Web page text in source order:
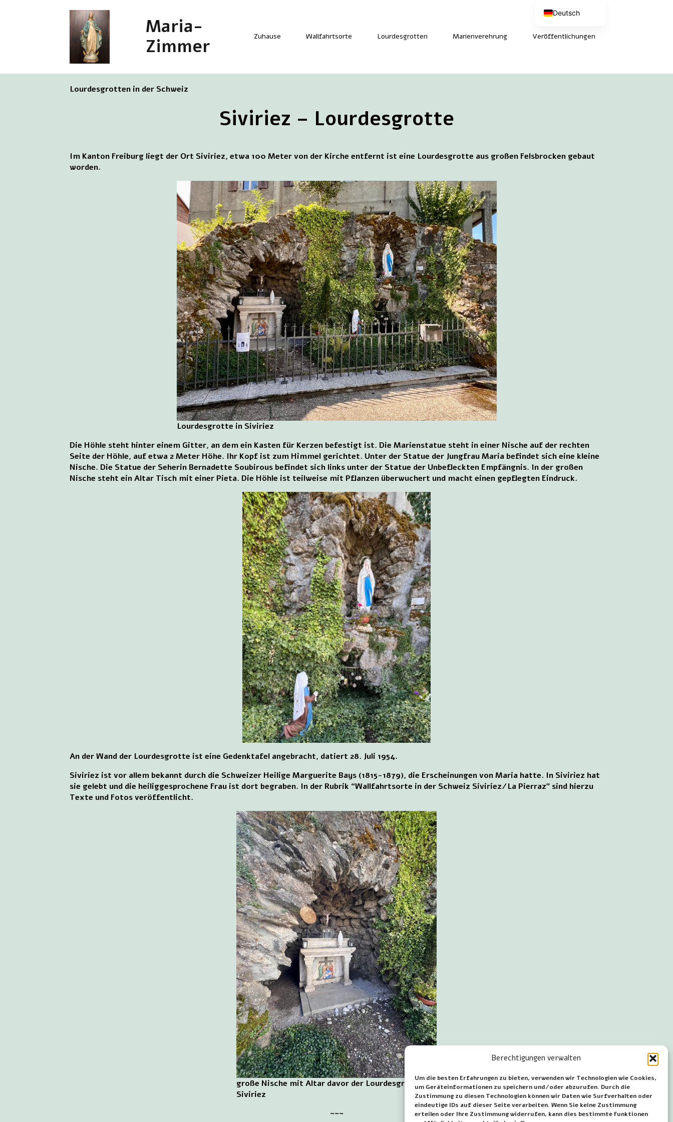
Berechtigungen verwalten
Um die besten Erfahrungen zu bieten, verwenden wir Technologien wie Cookies,
um Geräteinformationen zu speichern und/oder abzurufen. Durch die
Zustimmung zu diesen Technologien können wir Daten wie Surfverhalten oder
eindeutige IDs auf dieser Seite verarbeiten. Wenn Sie keine Zustimmung
erteilen oder Ihre Zustimmung widerrufen, kann dies bestimmte Funktionen
Maria-
Zimmer
Zuhause Wallfahrtsorte Lourdesgrotten Marienverehrung Veröffentlichungen
Lourdesgrotten in der Schweiz
Siviriez – Lourdesgrotte
Im Kanton Freiburg liegt der Ort Siviriez, etwa 100 Meter von der Kirche entfernt ist eine Lourdesgrotte aus großen Felsbrocken gebaut
worden.
Lourdesgrotte in Siviriez
Die Höhle steht hinter einem Gitter, an dem ein Kasten für Kerzen befestigt ist. Die Marienstatue steht in einer Nische auf der rechten
Seite der Höhle, auf etwa 2 Meter Höhe. Ihr Kopf ist zum Himmel gerichtet. Unter der Statue der Jungfrau Maria befindet sich eine kleine
Nische. Die Statue der Seherin Bernadette Soubirous befindet sich links unter der Statue der Unbefleckten Empfängnis. In der großen
Nische steht ein Altar Tisch mit einer Pieta. Die Höhle ist teilweise mit Pflanzen überwuchert und macht einen gepflegten Eindruck.
An der Wand der Lourdesgrotte ist eine Gedenktafel angebracht, datiert 28. Juli 1954.
Siviriez ist vor allem bekannt durch die Schweizer Heilige Marguerite Bays (1815-1879), die Erscheinungen von Maria hatte. In Siviriez hat
sie gelebt und die heiliggesprochene Frau ist dort begraben. In der Rubrik “Wallfahrtsorte in der Schweiz Siviriez/La Pierraz” sind hierzu
Texte und Fotos veröffentlicht.
große Nische mit Altar davor der Lourdesgrotte zu
Siviriez
~~~
Deutsch
English (UK)